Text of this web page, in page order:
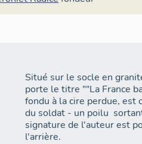
Situé sur le socle en
porte le titre ""La France
fondu à la cire perdue, est
du soldat - un poilu 
signature de l'auteur est
l'arrière.